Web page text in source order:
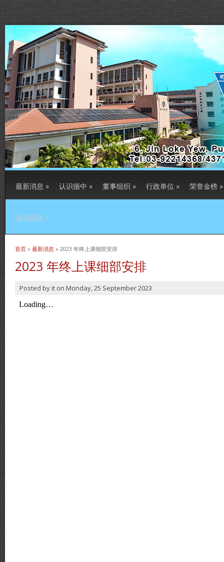
最新消息 » 认识循中 » 董事组织 » 行政单位 » 荣誉金榜 »
逾期讯息 »
当前位置
首页 » 最新消息 » 2023 年终上课细部安排
2023 年终上课细部安排
Posted byit on Monday, 25 September 2023